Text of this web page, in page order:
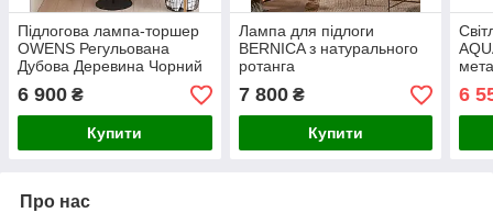
Підлогова лампа-торшер
OWENS Регульована
Дубова Деревина Чорний
6 900 ₴
Купити
Лампа для підлоги
BERNICA з натурального
ротанга
7 800₴
Купити
6
Про нас